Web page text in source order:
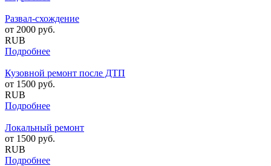
Развал-схождение
от 2000 руб.
RUB
Подробнее
Кузовной ремонт после ДТП
от 1500 руб.
RUB
Подробнее
Локальный ремонт
от 1500 руб.
RUB
Подробнее